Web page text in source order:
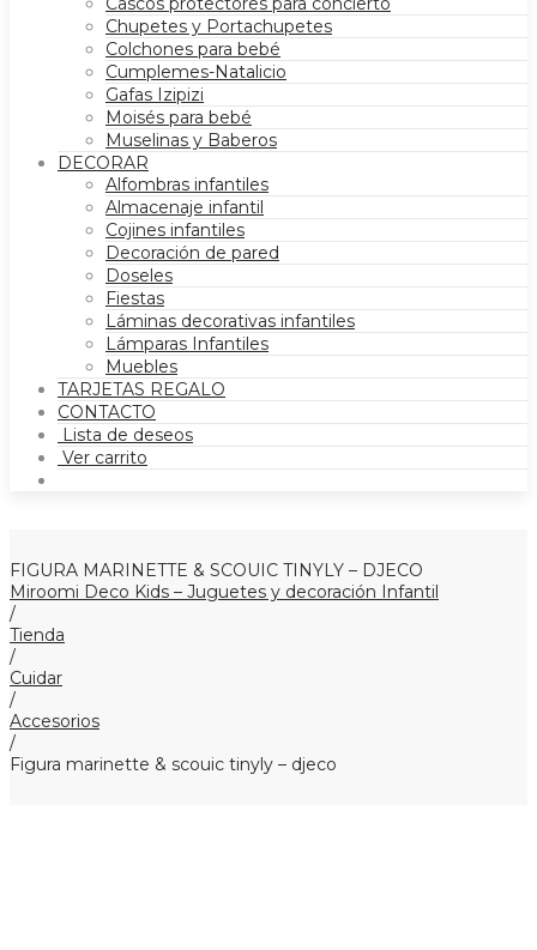
Chupetes y Portachupetes
Colchones para bebé
Cumplemes-Natalicio
Gafas Izipizi
Moisés para bebé
Muselinas y Baberos
DECORAR
Alfombras infantiles
Almacenaje infantil
Cojines infantiles
Decoración de pared
Doseles
Fiestas
Láminas decorativas infantiles
Lámparas Infantiles
Muebles
TARJETAS REGALO
CONTACTO
Lista de deseos
Ver carrito
FIGURA MARINETTE & SCOUIC TINYLY – DJECO
Miroomi Deco Kids – Juguetes y decoración Infantil
/
Tienda
/
Cuidar
/
Accesorios
/
Figura marinette & scouic tinyly – djeco